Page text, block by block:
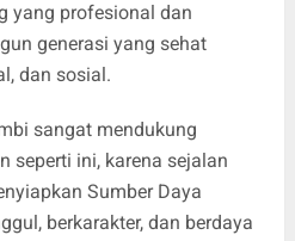
yang profesional dan
generasi yang sehat
dan sosial.
sangat mendukung
seperti ini, karena sejalan
Sumber Daya
berkarakter, dan berdaya